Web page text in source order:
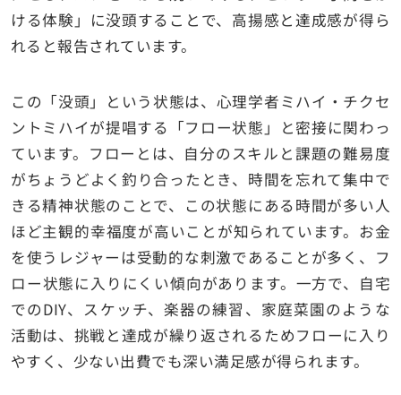
ける体験」に没頭することで、高揚感と達成感が得ら
れると報告されています。
この「没頭」という状態は、心理学者ミハイ・チクセ
ントミハイが提唱する「フロー状態」と密接に関わっ
ています。フローとは、自分のスキルと課題の難易度
がちょうどよく釣り合ったとき、時間を忘れて集中で
きる精神状態のことで、この状態にある時間が多い人
ほど主観的幸福度が高いことが知られています。お金
を使うレジャーは受動的な刺激であることが多く、フ
ロー状態に入りにくい傾向があります。一方で、自宅
でのDIY、スケッチ、楽器の練習、家庭菜園のような
活動は、挑戦と達成が繰り返されるためフローに入り
やすく、少ない出費でも深い満足感が得られます。